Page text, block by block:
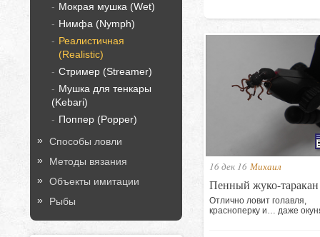
Мокрая мушка (Wet)
Нимфа (Nymph)
Реалистичная
(Realistic)
Стример (Streamer)
Мушка для тенкары
(Kebari)
Поппер (Popper)
Способы ловли
Методы вязания
Объекты имитации
Рыбы
16 дек 16 Михаил
Пенный жуко-таракан
Отлично ловит голавля,
красноперку и… даже